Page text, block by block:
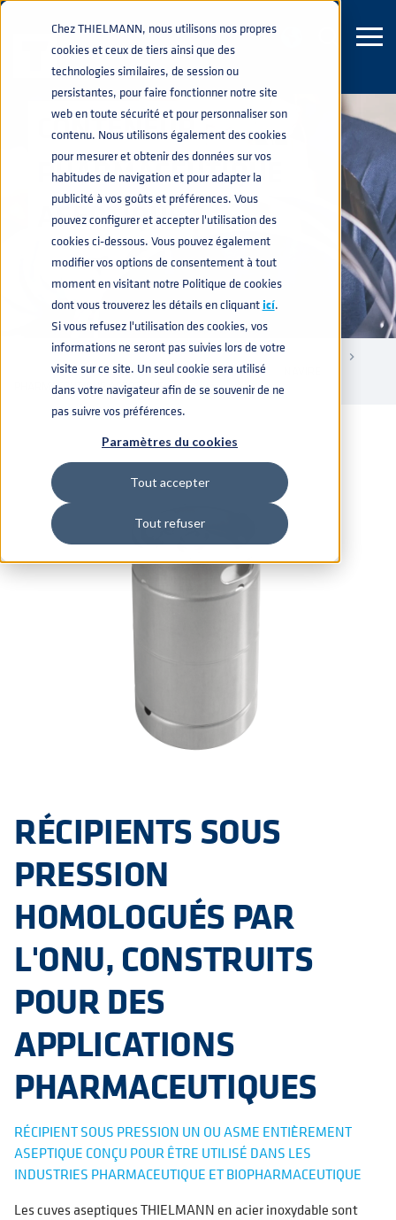
Chez THIELMANN, nous utilisons nos propres
cookies et ceux de tiers ainsi que des
technologies similaires, de session ou
persistantes, pour faire fonctionner notre site
web en toute sécurité et pour personnaliser son
contenu. Nous utilisons également des cookies
pour mesurer et obtenir des données sur vos
habitudes de navigation et pour adapter la
publicité à vos goûts et préférences. Vous
pouvez configurer et accepter l'utilisation des
cookies ci-dessous. Vous pouvez également
modifier vos options de consentement à tout
moment en visitant notre Politique de cookies
dont vous trouverez les détails en cliquanticí.
Si vous refusez l'utilisation des cookies, vos
informations ne seront pas suivies lors de votre
visite sur ce site. Un seul cookie sera utilisé
dans votre navigateur afin de se souvenir de ne
pas suivre vos préférences.
Paramètres du cookies
Tout accepter
Tout refuser
CONTENEUR
PHARMACEUTIQUE
ASEPTIQUE
CONTENEURS INDUSTRIELS RÉCIPIENTS SOUS PRESSION navigate_next
RÉCIPIENTS DE STOCKAGE DANGEREUX UN ET DOT
PHARMACEUTIQUE ASEPTIQUE
RÉCIPIENTS SOUS
PRESSION
HOMOLOGUÉS PAR
L'ONU, CONSTRUITS
POUR DES
APPLICATIONS
PHARMACEUTIQUES
RÉCIPIENT SOUS PRESSION UN OU ASME ENTIÈREMENT
ASEPTIQUE CONÇU POUR ÊTRE UTILISÉ DANS LES
INDUSTRIES PHARMACEUTIQUE ET BIOPHARMACEUTIQUE
Les cuves aseptiques THIELMANN en acier inoxydable sont